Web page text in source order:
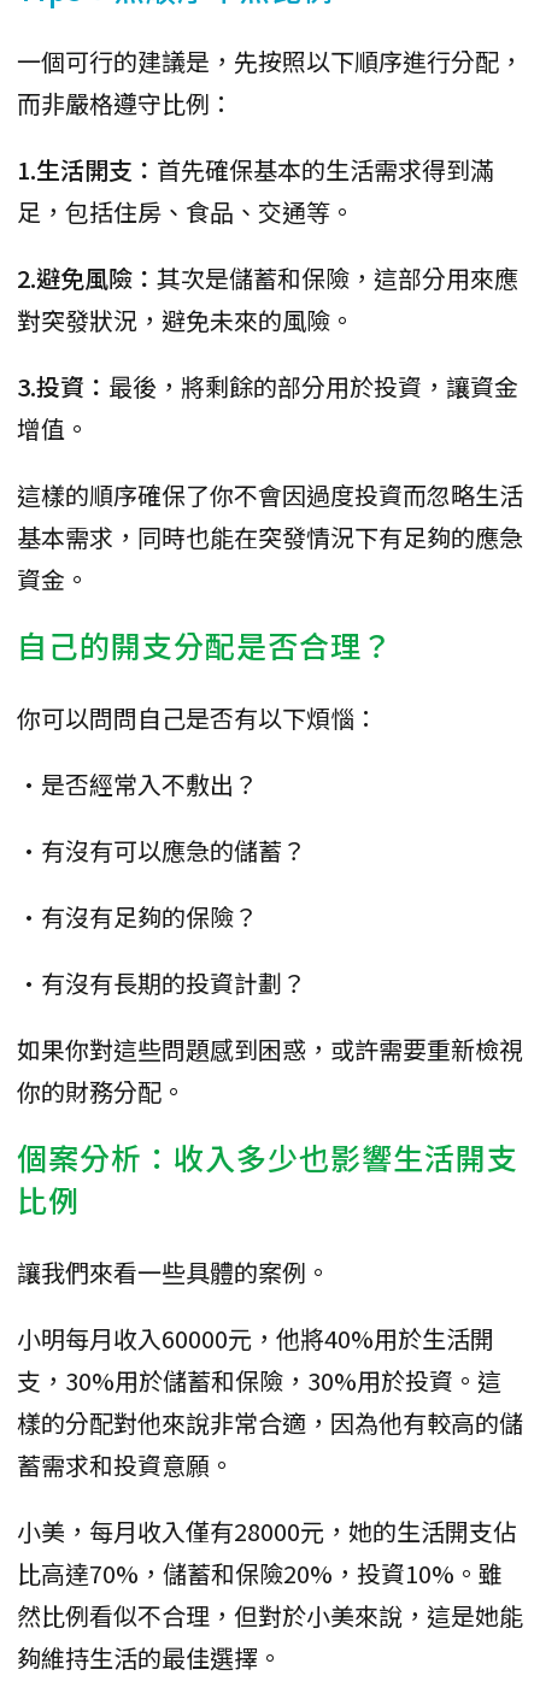
一個可行的建議是，先按照以下順序進行分配，
而非嚴格遵守比例：
1.生活開支： 首先確保基本的生活需求得到滿
足，包括住房、食品、交通等。
2.避免風險： 其次是儲蓄和保險，這部分用來應
對突發狀況，避免未來的風險。
3.投資： 最後，將剩餘的部分用於投資，讓資金
增值。
這樣的順序確保了你不會因過度投資而忽略生活
基本需求，同時也能在突發情況下有足夠的應急
資金。
自己的開支分配是否合理？
你可以問問自己是否有以下煩惱：
•是否經常入不敷出？
•有沒有可以應急的儲蓄？
•有沒有足夠的保險？
•有沒有長期的投資計劃？
如果你對這些問題感到困惑，或許需要重新檢視
你的財務分配。
個案分析：收入多少也影響生活開支
比例
讓我們來看一些具體的案例。
小明每月收入60000元，他將40%用於生活開
支，30%用於儲蓄和保險，30%用於投資。這
樣的分配對他來說非常合適，因為他有較高的儲
蓄需求和投資意願。
小美，每月收入僅有28000元，她的生活開支佔
比高達70%，儲蓄和保險20%，投資10%。雖
然比例看似不合理，但對於小美來說，這是她能
夠維持生活的最佳選擇。